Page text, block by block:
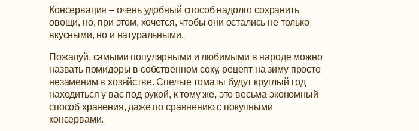
Консервация – очень удобный способ надолго сохранить
овощи, но, при этом, хочется, чтобы они остались не только
вкусными, но и натуральными.
Пожалуй, самыми популярными и любимыми в народе можно
назвать помидоры в собственном соку, рецепт на зиму просто
незаменим в хозяйстве.Спелые томаты будут круглый год
находиться у вас под рукой, к тому же, это весьма экономный
способ хранения, даже по сравнению с покупными
консервами.